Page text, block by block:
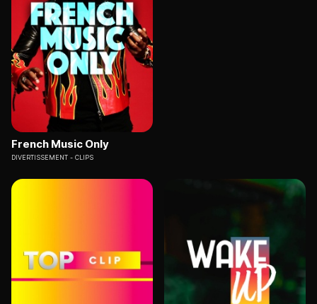
French Music Only
DIVERTISSEMENT CLIPS